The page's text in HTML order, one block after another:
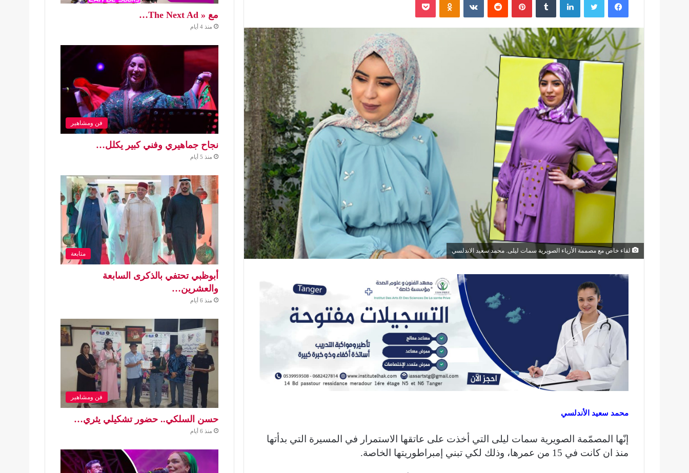
لقاء خاص مع مصممة الأزياء الصويرية سمات ليلى. محمد سعيد الاندلسي
محمد سعيد الأندلسي
إنّها المصمّمة الصويرية سمات ليلى التي أخذت على عاتقها الاستمرار في المسيرة التي بدأتها
منذ ان كانت في 15 من عمرها، وذلك لكي تبني إمبراطوريتها الخاصة.
مع « The Next Ad…
منذ 4 أيام
فن ومشاهير
نجاح جماهيري وفني كبير يكلل…
منذ 5 أيام
متابعة
أبوظبي تحتفي بالذكرى السابعة
والعشرين…
منذ 6 أيام
فن ومشاهير
حسن السلكي.. حضور تشكيلي يثري…
منذ 6 أيام